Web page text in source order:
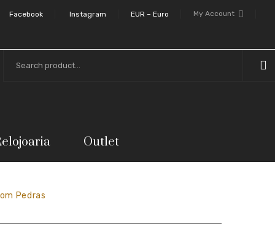
Facebook Instagram EUR – Euro My Account
Outlet
Pedras